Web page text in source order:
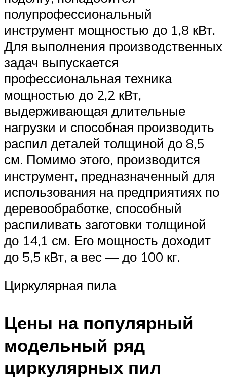
полупрофессиональный
инструмент мощностью до 1,8 кВт.
Для выполнения производственных
задач выпускается
профессиональная техника
мощностью до 2,2 кВт,
выдерживающая длительные
нагрузки и способная производить
распил деталей толщиной до 8,5
см. Помимо этого, производится
инструмент, предназначенный для
использования на предприятиях по
деревообработке, способный
распиливать заготовки толщиной
до 14,1 см. Его мощность доходит
до 5,5 кВт, а вес — до 100 кг.
Циркулярная пила
Цены на популярный
модельный ряд
циркулярных пил